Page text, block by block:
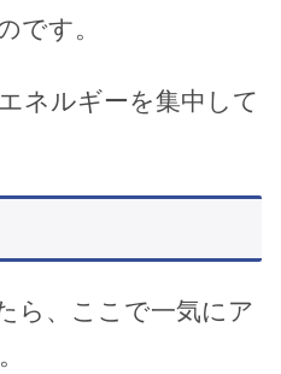
です。
ネルギーを集中して
ら、ここで一気にア